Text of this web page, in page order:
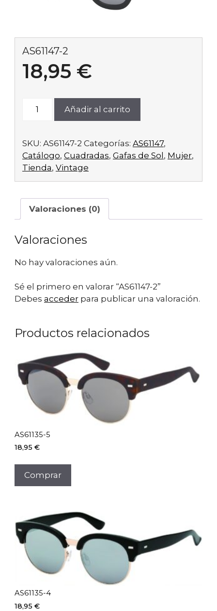
AS61147-2
18,95 €
Añadir al carrito
SKU: AS61147-2 Categorías: AS61147,
Catálogo, Cuadradas, Gafas de Sol , Mujer,
Tienda, Vintage
Valoraciones (0)
Valoraciones
No hay valoraciones aún.
Sé el primero en valorar “AS61147-2”
Debes acceder para publicar una valoración.
Productos relacionados
AS61135-5
18,95 €
Comprar
AS61135-4
18,95 €